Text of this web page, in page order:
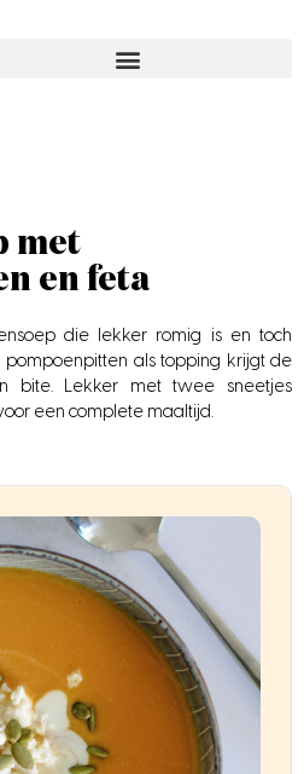
met
en feta
die lekker romig is en toch
als topping krijgt de
bite. Lekker met twee sneetjes
een complete maaltijd.